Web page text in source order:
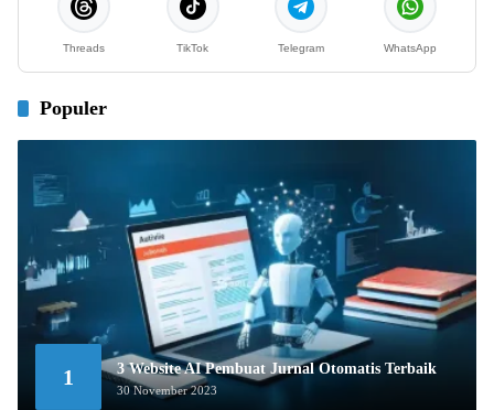
Threads TikTok Telegram WhatsApp
Populer
1 3 Website AI Pembuat Jurnal Otomatis Terbaik
30 November 2023